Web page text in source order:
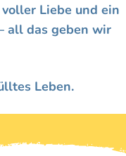
Liebe und ein
all das geben wir
Leben.